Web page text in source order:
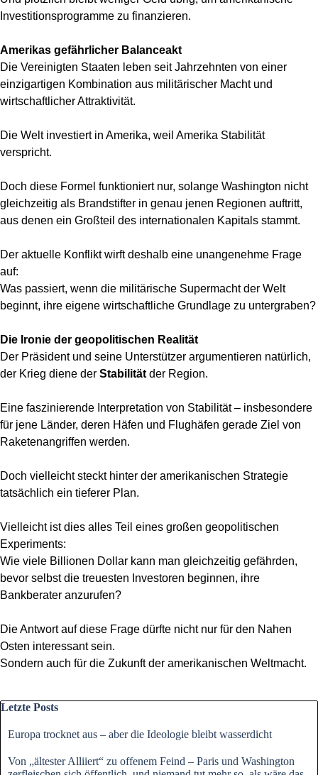
Investitionsprogramme zu finanzieren.
Amerikas gefährlicher Balanceakt
Die Vereinigten Staaten leben seit Jahrzehnten von einer
einzigartigen Kombination aus militärischer Macht und
wirtschaftlicher Attraktivität.
Die Welt investiert in Amerika, weil Amerika Stabilität
verspricht.
Doch diese Formel funktioniert nur, solange Washington nicht
gleichzeitig als Brandstifter in genau jenen Regionen auftritt,
aus denen ein Großteil des internationalen Kapitals stammt.
Der aktuelle Konflikt wirft deshalb eine unangenehme Frage
auf:
Was passiert, wenn die militärische Supermacht der Welt
beginnt, ihre eigene wirtschaftliche Grundlage zu untergraben?
Die Ironie der geopolitischen Realität
Der Präsident und seine Unterstützer argumentieren natürlich,
der Krieg diene der Stabilität der Region.
Eine faszinierende Interpretation von Stabilität – insbesondere
für jene Länder, deren Häfen und Flughäfen gerade Ziel von
Raketenangriffen werden.
Doch vielleicht steckt hinter der amerikanischen Strategie
tatsächlich ein tieferer Plan.
Vielleicht ist dies alles Teil eines großen geopolitischen
Experiments:
Wie viele Billionen Dollar kann man gleichzeitig gefährden,
bevor selbst die treuesten Investoren beginnen, ihre
Bankberater anzurufen?
Die Antwort auf diese Frage dürfte nicht nur für den Nahen
Osten interessant sein.
Sondern auch für die Zukunft der amerikanischen Weltmacht.
Block überspringen Letzte Posts
Letzte Posts
Europa trocknet aus – aber die Ideologie bleibt wasserdicht
Von „ältester Alliiert“ zu offenem Feind – Paris und Washington